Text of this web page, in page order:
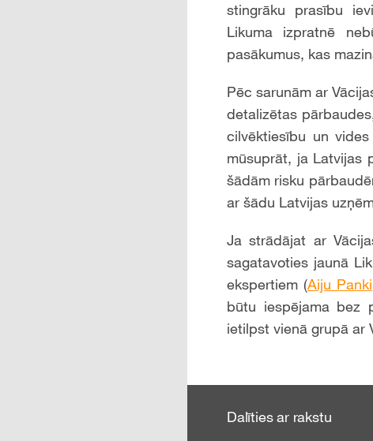
stingrāku prasību
Likuma izpratnē
pasākumus, kas
Pēc sarunām ar
detalizētas
cilvēktiesību un
mūsuprāt, ja Latvijas
šādām risku
ar šādu Latvijas
Ja strādājat ar
sagatavoties jaunā
ekspertiem (Aiju Panki
būtu iespējama bez
ietilpst vienā grupā ar
Dalīties ar rakstu